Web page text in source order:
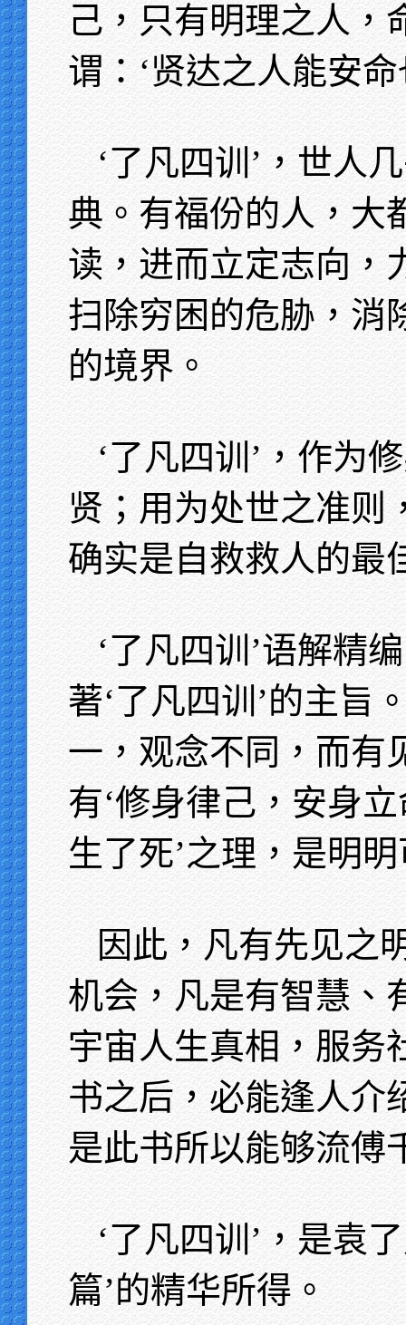
己，只有明理之人，
谓：‘贤达之人能安命
‘了凡四训’，世人
典。有福份的人，大
读，进而立定志向，
扫除穷困的危胁，消
的境界。
‘了凡四训’，作为
贤；用为处世之准则
确实是自救救人的最
‘了凡四训’语解精
著‘了凡四训’的主旨
一，观念不同，而有
有‘修身律己，安身
生了死’之理，是明
因此，凡有先见之
机会，凡是有智慧、
宇宙人生真相，服务
书之后，必能逢人介
是此书所以能够流傅
‘了凡四训’，是袁
篇’的精华所得。